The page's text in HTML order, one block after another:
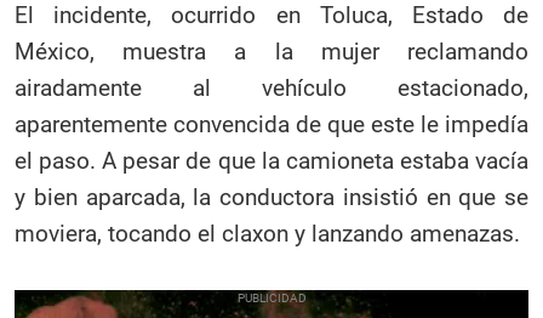
El incidente, ocurrido en Toluca, Estado de
México, muestra a la mujer reclamando
airadamente al vehículo estacionado,
aparentemente convencida de que este le impedía
el paso. A pesar de que la camioneta estaba vacía
y bien aparcada, la conductora insistió en que se
moviera, tocando el claxon y lanzando amenazas.